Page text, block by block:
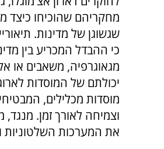
מחקריהם שהוכיחו כיצד
שגשוגן של מדינות.
כי ההבדל המכריע בין
מגאוגרפיה, משאבים או
יכולתם של המוסדות
מוסדות מכלילים,
וצמיחה לאורך זמן.
את המערכות השלטוניות